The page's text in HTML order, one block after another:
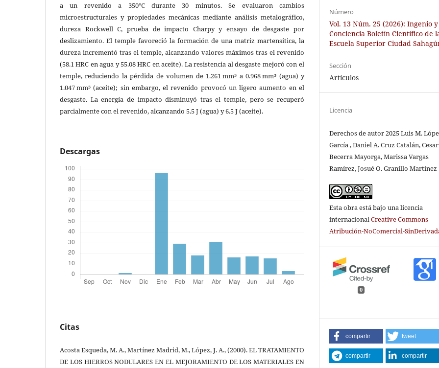
a un revenido a 350°C durante 30 minutos. Se evaluaron cambios
microestructurales y propiedades mecánicas mediante análisis metalográfico,
dureza Rockwell C, prueba de impacto Charpy y ensayo de desgaste por
deslizamiento. El temple favoreció la formación de una matriz martensítica, la
dureza incrementó tras el temple, alcanzando valores máximos tras el revenido
(58.1 HRC en agua y 55.08 HRC en aceite). La resistencia al desgaste mejoró con el
temple, reduciendo la pérdida de volumen de 1.261 mm³ a 0.968 mm³ (agua) y
1.047 mm³ (aceite); sin embargo, el revenido provocó un ligero aumento en el
desgaste. La energía de impacto disminuyó tras el temple, pero se recuperó
parcialmente con el revenido, alcanzando 5.5 J (agua) y 6.5 J (aceite).
Descargas
Citas
Acosta Esqueda, M. A., Martínez Madrid, M., López, J. A., (2000). EL TRATAMIENTO
DE LOS HIERROS NODULARES EN EL MEJORAMIENTO DE LOS MATERIALES EN
Número
Vol. 13 Núm. 25 (2026): Ingenio y
Conciencia Boletín Científico de
Escuela Superior Ciudad
Sección
Artículos
Licencia
Derechos de autor 2025 Luis M.
García , Daniel A. Cruz Catalán, Cesar
Becerra Mayorga, Marissa Vargas
Ramírez, Josué O. Granillo Martínez
Esta obra está bajo una licencia
internacionalCreative Commons
Atribución-NoComercial-
0
compartir tweet
compartir compartir